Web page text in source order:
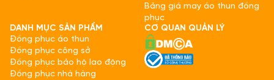
Bảng giá may áo thun đồng
phục
DANH MỤC SẢN PHẨM
Đồng phục áo thun
Đồng phục công sở
Đồng phục bảo hộ lao động
Đồng phục nhà hàng
CƠ QUAN QUẢN LÝ